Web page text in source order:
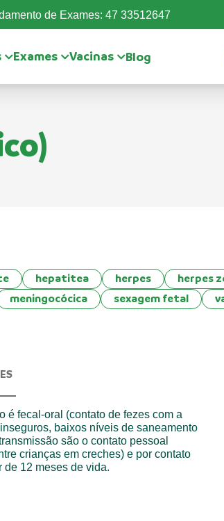
de Exames: 47 33512647
Exames Vacinas Blog
hepatitea herpes herpes
meningocócica sexagem fetal
é fecal-oral (contato de fezes com a
baixos níveis de saneamento
são o contato pessoal
crianças em creches) e por contato
de 12 meses de vida.